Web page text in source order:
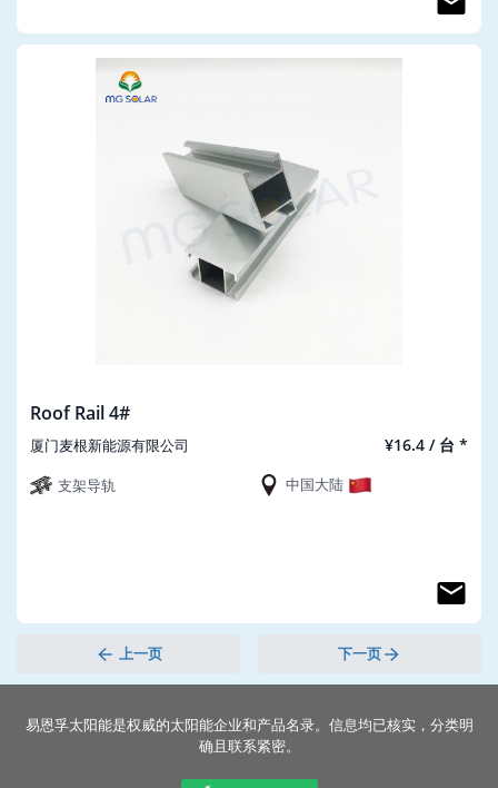
Roof Rail 4#
厦门麦根新能源有限公司 ¥16.4 / 台 *
支架导轨 中国大陆
上一页 下一页
易恩孚太阳能是权威的太阳能企业和产品名录。信息均已核实，分类明
确且联系紧密。